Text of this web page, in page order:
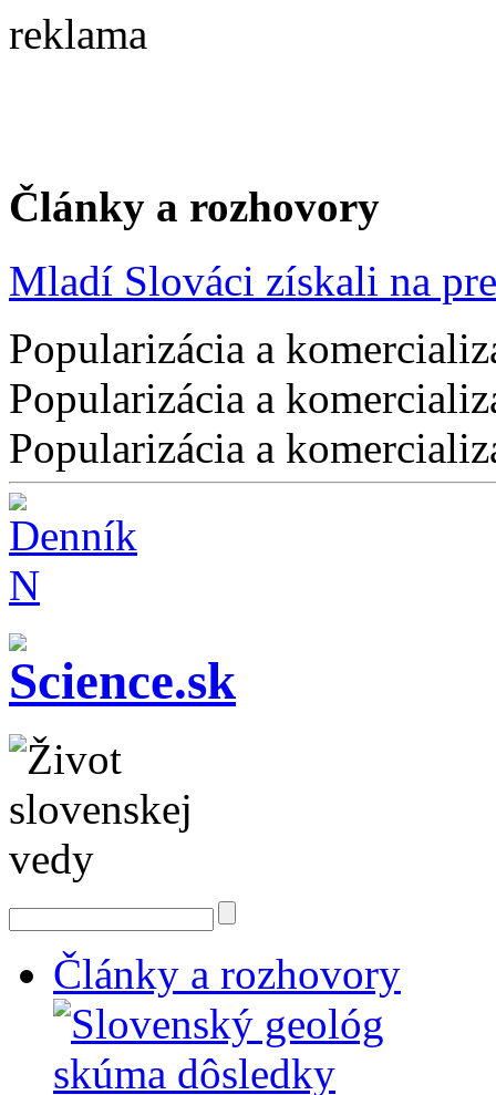
reklama
Články a rozhovory
Mladí Slováci získali na
Popularizácia a
Popularizácia a
Popularizácia a
Články a rozhovory